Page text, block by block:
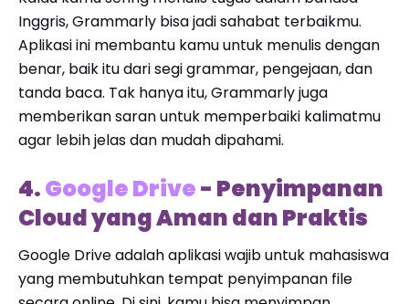
Inggris, Grammarly bisa jadi sahabat terbaikmu.
Aplikasi ini membantu kamu untuk menulis dengan
benar, baik itu dari segi grammar, pengejaan, dan
tanda baca. Tak hanya itu, Grammarly juga
memberikan saran untuk memperbaiki kalimatmu
agar lebih jelas dan mudah dipahami.
4.Google Drive- Penyimpanan
Cloud yang Aman dan Praktis
Google Drive adalah aplikasi wajib untuk mahasiswa
yang membutuhkan tempat penyimpanan file